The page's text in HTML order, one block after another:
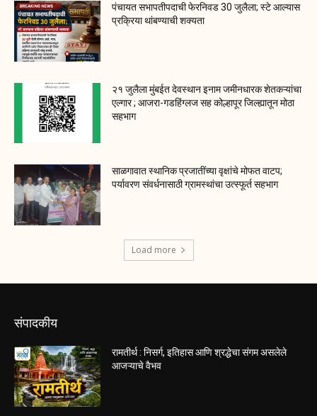
पंचायत सभापतीपदाची फेरनिवड 30 जुलैला; स्टे आल्यास
प्रक्रिया थांबण्याची शक्यता
२१ जुलैला मुंबईत देवस्थान इनाम जमीनधारक शेतकऱ्यांचा
एल्गार ; आजरा-गडहिंग्लज सह कोल्हापूर जिल्ह्यातून मोठा
सहभाग
साळगावात स्थानिक प्रजातींच्या वृक्षांचे मोफत वाटप;
पर्यावरण संवर्धनासाठी ग्रामस्थांचा उत्स्फूर्त सहभाग
Load more
संपादकीय
रामतीर्थ : निसर्ग, इतिहास आणि श्रद्धेचा संगम असलेले
आजऱ्याचे वैभव